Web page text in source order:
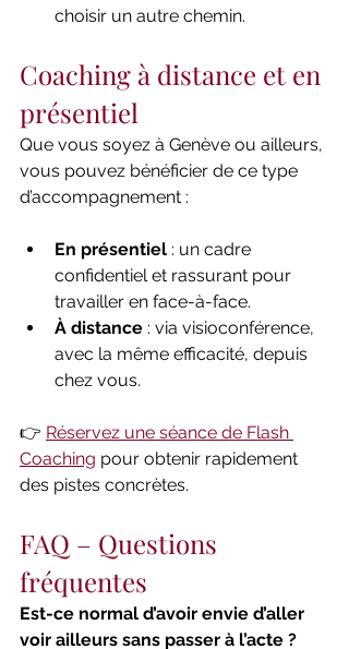
choisir un autre chemin.
Coaching à distance et en
présentiel
Que vous soyez à Genève ou ailleurs,
vous pouvez bénéficier de ce type
d’accompagnement :
En présentiel : un cadre
confidentiel et rassurant pour
travailler en face-à-face.
À distance : via visioconférence,
avec la même efficacité, depuis
chez vous.
👉 Réservez une séance de Flash
Coaching pour obtenir rapidement
des pistes concrètes.
FAQ – Questions
fréquentes
Est-ce normal d’avoir envie d’aller
voir ailleurs sans passer à l’acte ?